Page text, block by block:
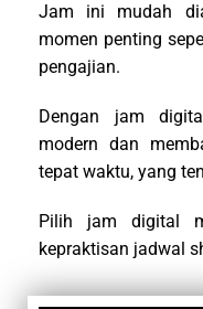
Jam ini mudah
momen penting
pengajian.
Dengan jam
modern dan
tepat waktu, yang
Pilih jam digital
kepraktisan jadwal